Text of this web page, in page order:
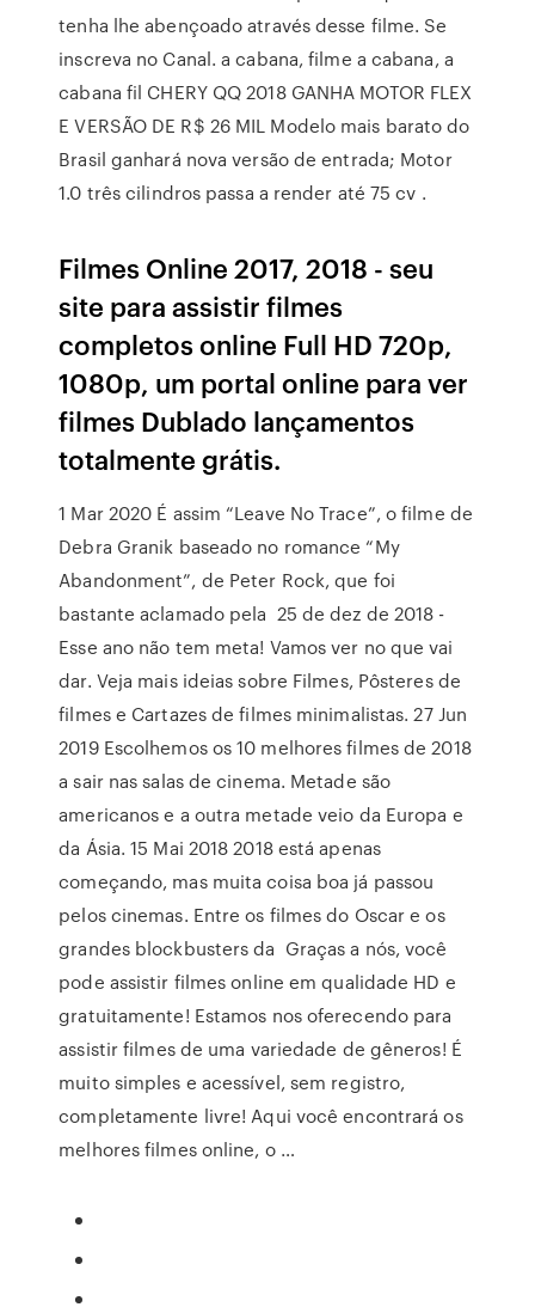
tenha lhe abençoado através desse filme. Se
inscreva no Canal. a cabana, filme a cabana, a
cabana fil CHERY QQ 2018 GANHA MOTOR FLEX
E VERSÃO DE R$ 26 MIL Modelo mais barato do
Brasil ganhará nova versão de entrada; Motor
1.0 três cilindros passa a render até 75 cv .
Filmes Online 2017, 2018 - seu
site para assistir filmes
completos online Full HD 720p,
1080p, um portal online para ver
filmes Dublado lançamentos
totalmente grátis.
1 Mar 2020 É assim “Leave No Trace”, o filme de
Debra Granik baseado no romance “My
Abandonment”, de Peter Rock, que foi
bastante aclamado pela 25 de dez de 2018 -
Esse ano não tem meta! Vamos ver no que vai
dar. Veja mais ideias sobre Filmes, Pôsteres de
filmes e Cartazes de filmes minimalistas. 27 Jun
2019 Escolhemos os 10 melhores filmes de 2018
a sair nas salas de cinema. Metade são
americanos e a outra metade veio da Europa e
da Ásia. 15 Mai 2018 2018 está apenas
começando, mas muita coisa boa já passou
pelos cinemas. Entre os filmes do Oscar e os
grandes blockbusters da Graças a nós, você
pode assistir filmes online em qualidade HD e
gratuitamente! Estamos nos oferecendo para
assistir filmes de uma variedade de gêneros! É
muito simples e acessível, sem registro,
completamente livre! Aqui você encontrará os
melhores filmes online, o …